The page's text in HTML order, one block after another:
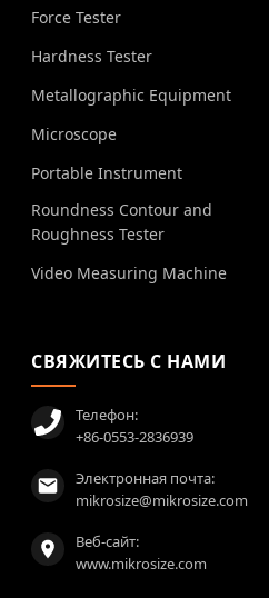
Force Tester
Hardness Tester
Metallographic Equipment
Microscope
Portable Instrument
Roundness Contour and
Roughness Tester
Video Measuring Machine
СВЯЖИТЕСЬ С НАМИ
Телефон:
+86-0553-2836939
Электронная почта:
mikrosize@mikrosize.com
Веб-сайт:
www.mikrosize.com